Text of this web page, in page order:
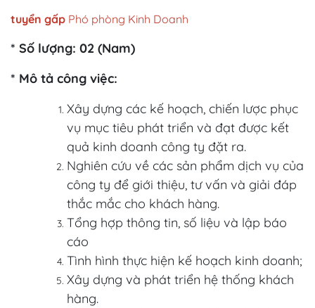
tuyển gấp Phó phòng Kinh Doanh
* Số lượng: 02 (Nam)
* Mô tả công việc:
Xây dựng các kế hoạch, chiến lược phục
vụ mục tiêu phát triển và đạt được kết
quả kinh doanh công ty đặt ra.
Nghiên cứu về các sản phẩm dịch vụ của
công ty để giới thiệu, tư vấn và giải đáp
thắc mắc cho khách hàng.
Tổng hợp thông tin, số liệu và lập báo
cáo
Tình hình thực hiện kế hoạch kinh doanh;
Xây dựng và phát triển hệ thống khách
hàng.